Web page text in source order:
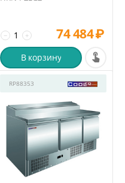
+
− 74 484₽
В корзину
RP88353